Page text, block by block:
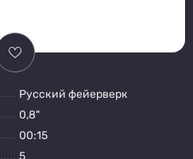
Русский фейерверк
0,8"
00:15
5